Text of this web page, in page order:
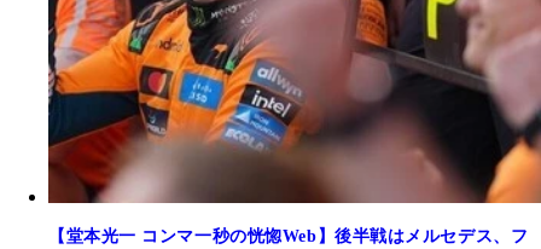
【堂本光一 コンマ一秒の恍惚Web】後半戦はメルセデス、フ